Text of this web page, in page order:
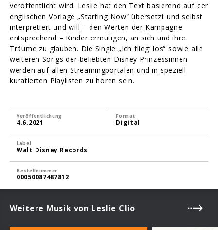
veröffentlicht wird. Leslie hat den Text basierend auf der
englischen Vorlage „Starting Now“ übersetzt und selbst
interpretiert und will – den Werten der Kampagne
entsprechend – Kinder ermutigen, an sich und ihre
Träume zu glauben. Die Single „Ich flieg‘ los“ sowie alle
weiteren Songs der beliebten Disney Prinzessinnen
werden auf allen Streamingportalen und in speziell
kuratierten Playlisten zu hören sein.
Veröffentlichung
4.6.2021
Format
Digital
Label
Walt Disney Records
Bestellnummer
00050087487812
Weitere Musik von Leslie Clio